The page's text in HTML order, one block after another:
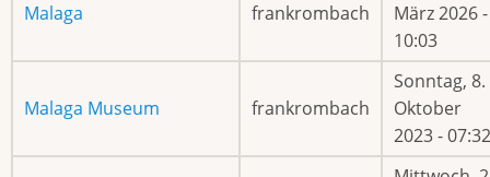
Malaga frankrombach
März 2026 -
10:03
Malaga Museum frankrombach
Sonntag, 8.
Oktober
2023 - 07:32